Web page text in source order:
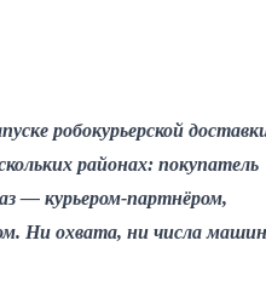
робокурьерской
районах: покупатель
— курьером-партнёром,
Ни охвата, ни числа машин